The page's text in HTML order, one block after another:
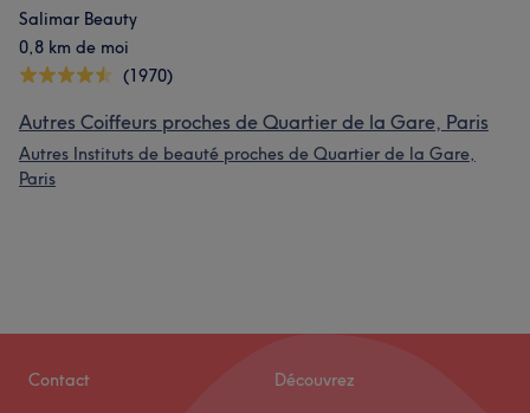
Salimar Beauty
0,8 km de moi
(1970)
Autres Coiffeurs proches de Quartier de la Gare, Paris
Autres Instituts de beauté proches de Quartier de la Gare,
Paris
Contact Découvrez